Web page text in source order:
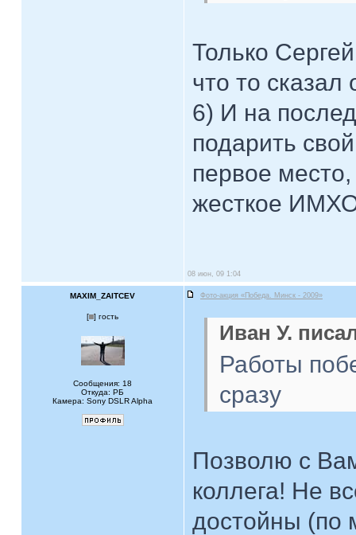
Только
что то
6) И на
подарить
первое
жесткое
08 июн, 09 1:04
MAXIM_ZAITCEV Фото-акция «Победа. Минск - 2009»
[ ] гость
Сообщения: 18
Откуда: PБ
Камера: Sony DSLR Alpha
Иван У.
Работы
сразу
Позволю с
коллега! Не
достойны (по